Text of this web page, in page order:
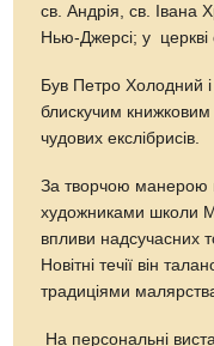
св. Андрія, св. Івана
Нью-Джерсі; у
Був Петро Холодний
блискучим
чудових екслібрисів.
За творчою манерою
художниками школи
впливи надсучасних
Новітні течії він
традиціями
На персональні